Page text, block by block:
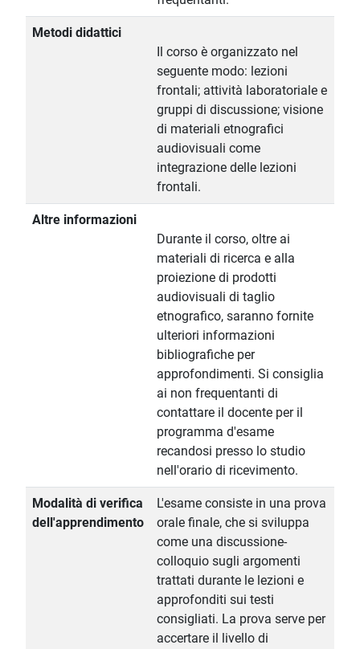
Metodi didattici
Il corso è organizzato nel
seguente modo: lezioni
frontali; attività laboratoriale e
gruppi di discussione; visione
di materiali etnografici
audiovisuali come
integrazione delle lezioni
frontali.
Altre informazioni
Durante il corso, oltre ai
materiali di ricerca e alla
proiezione di prodotti
audiovisuali di taglio
etnografico, saranno fornite
ulteriori informazioni
bibliografiche per
approfondimenti. Si consiglia
ai non frequentanti di
contattare il docente per il
programma d'esame
recandosi presso lo studio
nell'orario di ricevimento.
Modalità di verifica
dell'apprendimento
L'esame consiste in una prova
orale finale, che si sviluppa
come una discussione-
colloquio sugli argomenti
trattati durante le lezioni e
approfonditi sui testi
consigliati. La prova serve per
accertare il livello di